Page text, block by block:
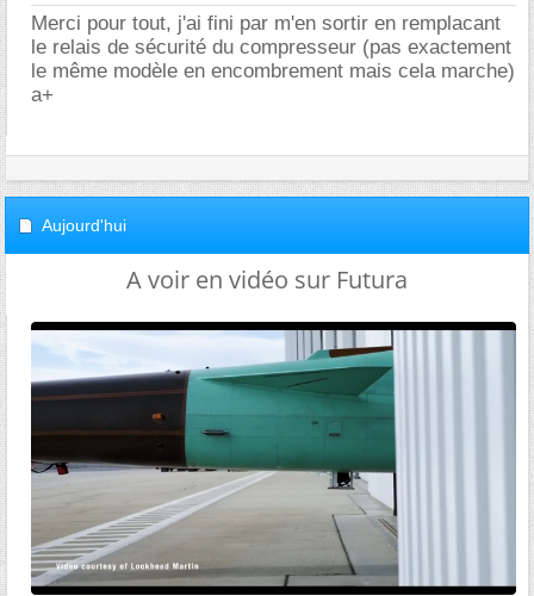
Merci pour tout, j'ai fini par m'en sortir en remplacant
le relais de sécurité du compresseur (pas exactement
le même modèle en encombrement mais cela marche)
a+
Aujourd'hui
A voir en vidéo sur Futura